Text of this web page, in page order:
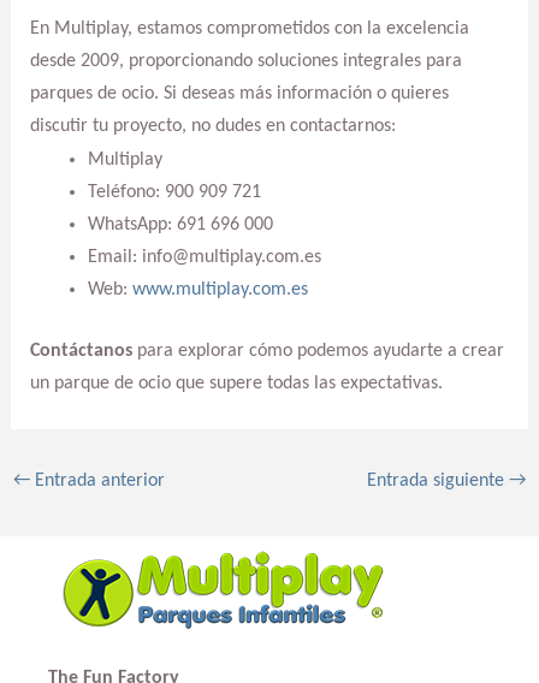
En Multiplay, estamos comprometidos con la excelencia
desde 2009, proporcionando soluciones integrales para
parques de ocio. Si deseas más información o quieres
discutir tu proyecto, no dudes en contactarnos:
Multiplay
Teléfono: 900 909 721
WhatsApp: 691 696 000
Email: info@multiplay.com.es
Web: www.multiplay.com.es
Contáctanospara explorar cómo podemos ayudarte a crear
un parque de ocio que supere todas las expectativas.
←Entrada anterior Entrada siguiente→
The Fun Factory